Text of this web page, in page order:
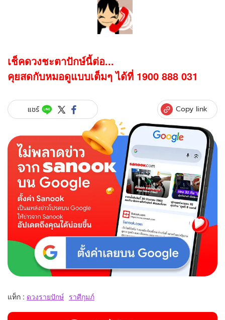
เช็คดวงชะตาปักษ์นี้ต่อ...
คุยสดกับหมอดูแบบเต็มๆ ได้ที่ 1900 888 031
แชร์ Copy link
แท็ก : ดวงรายปักษ์ ราศีกุมภ์